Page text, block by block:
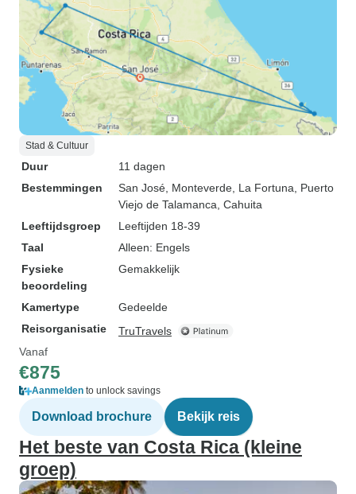
Stad & Cultuur
Duur
11 dagen
Bestemmingen
San José , Monteverde , La Fortuna , Puerto
Viejo de Talamanca , Cahuita
Leeftijdsgroep
Leeftijden 18-39
Taal
Alleen: Engels
Fysieke
beoordeling
Gemakkelijk
Kamertype
Gedeelde
Reisorganisatie
TruTravels
Vanaf
€875
Aanmelden to unlock savings
Download brochure Bekijk reis
Het beste van Costa Rica (kleine
groep)